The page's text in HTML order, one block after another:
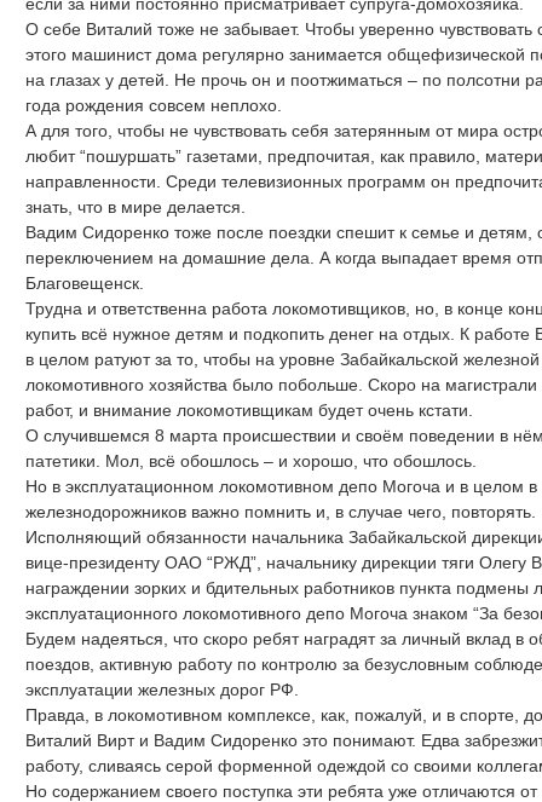
О себе Виталий тоже не забывает. Чтобы уверенно
этого машинист дома регулярно занимается общефизической
на глазах у детей. Не прочь он и поотжиматься – по полсотни
года рождения совсем неплохо.
А для того, чтобы не чувствовать себя затерянным от мира
любит “пошуршать” газетами, предпочитая, как правило,
направленности. Среди телевизионных программ он
знать, что в мире делается.
Вадим Сидоренко тоже после поездки спешит к семье и детям,
переключением на домашние дела. А когда выпадает время
Благовещенск.
Трудна и ответственна работа локомотивщиков, но, в конце
купить всё нужное детям и подкопить денег на отдых. К
в целом ратуют за то, чтобы на уровне Забайкальской
локомотивного хозяйства было побольше. Скоро на
работ, и внимание локомотивщикам будет очень кстати.
О случившемся 8 марта происшествии и своём поведении в
патетики. Мол, всё обошлось – и хорошо, что обошлось.
Но в эксплуатационном локомотивном депо Могоча и в целом
железнодорожников важно помнить и, в случае чего, повторять.
Исполняющий обязанности начальника Забайкальской
вице-президенту ОАО “РЖД”, начальнику дирекции тяги Олегу
награждении зорких и бдительных работников пункта
эксплуатационного локомотивного депо Могоча знаком “За
Будем надеяться, что скоро ребят наградят за личный вклад в
поездов, активную работу по контролю за безусловным
эксплуатации железных дорог РФ.
Правда, в локомотивном комплексе, как, пожалуй, и в спорте,
Виталий Вирт и Вадим Сидоренко это понимают. Едва
работу, сливаясь серой форменной одеждой со своими
Но содержанием своего поступка эти ребята уже отличаются